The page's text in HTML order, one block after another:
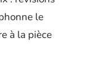
le
à la pièce